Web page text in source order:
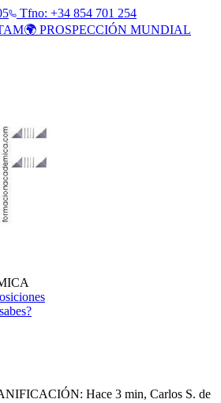
Tfno: +34 854 701 254
🌍 PROSPECCIÓN MUNDIAL
Hace 3 min, Carlos S. de